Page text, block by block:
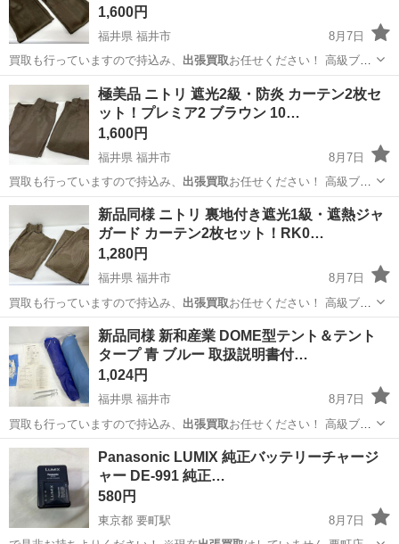
1,600円
福井県 福井市
8月7日
買取も行っていますので持込み、 出張買取お任せください！ 高級ブラ
ンドから…
福井 福井市 カーテン、ブラインド
極美品 ニトリ 遮光2級・防炎 カーテン2枚セ
ット！プレミア2 ブラウン 10…
1,600円
福井県 福井市
8月7日
買取も行っていますので持込み、 出張買取お任せください！ 高級ブラ
ンドから…
福井 福井市 カーテン、ブラインド カーテン
新品同様 ニトリ 裏地付き遮光1級・遮熱ジャ
ガード カーテン2枚セット！RK0…
1,280円
福井県 福井市
8月7日
買取も行っていますので持込み、 出張買取お任せください！ 高級ブラ
ンドから…
福井 福井市 カーテン、ブラインド
新品同様 新和産業 DOME型テント＆テント
タープ 青 ブルー 取扱説明書付…
1,024円
福井県 福井市
8月7日
買取も行っていますので持込み、 出張買取お任せください！ 高級ブラ
ンドから…
福井 福井市
Panasonic LUMIX 純正バッテリーチャージ
ャー DE-991 純正…
580円
東京都 要町駅
8月7日